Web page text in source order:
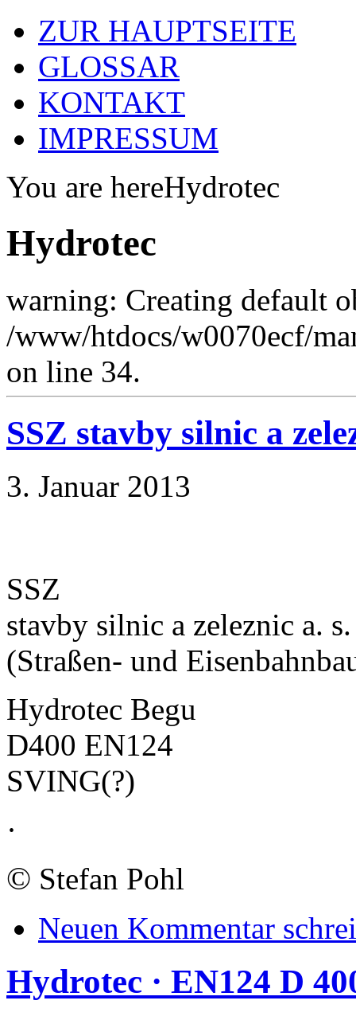
ZUR HAUPTSEITE
GLOSSAR
KONTAKT
IMPRESSUM
You are hereHydrotec
Hydrotec
warning: Creating default
/www/htdocs/w0070ecf/
on line 34.
SSZ stavby silnic a
3. Januar 2013
SSZ
stavby silnic a zeleznic a.
(Straßen- und
Hydrotec Begu
D400 EN124
SVING(?)
·
© Stefan Pohl
Neuen Kommentar
Hydrotec · EN124 D